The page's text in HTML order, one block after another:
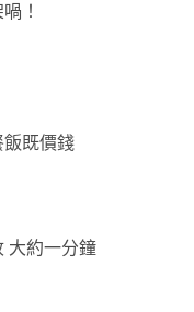
！
飯既價錢
大約一分鐘